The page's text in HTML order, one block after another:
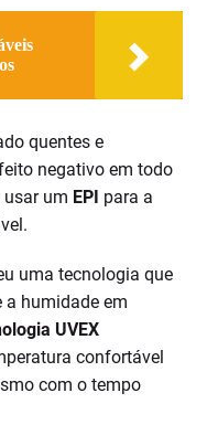
quentes e
negativo em todo
um EPI para a
uma tecnologia que
a humidade em
UVEX
confortável
com o tempo